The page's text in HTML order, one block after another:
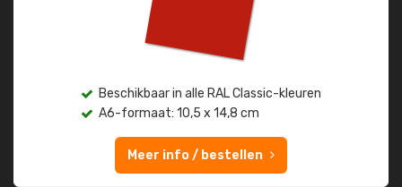
Beschikbaar in alle RAL Classic-kleuren
A6-formaat: 10,5 x 14,8 cm
Meer info / bestellen